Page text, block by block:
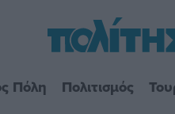
Πόλη Πολιτισμός